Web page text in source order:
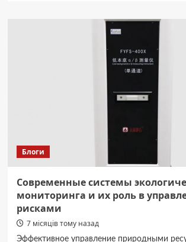
рівно
Блоги
Современные системы
мониторинга и их роль в
рисками
7 місяців тому назад
Эффективное управление природными